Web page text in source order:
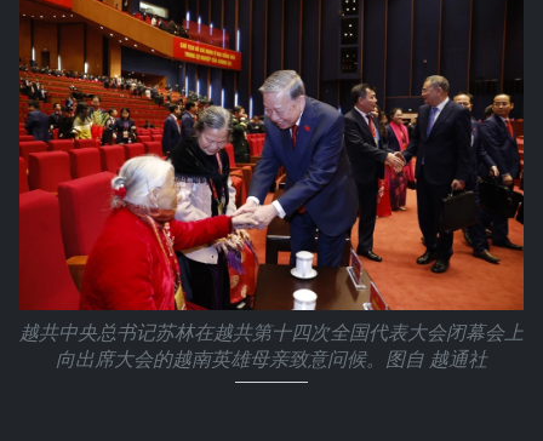
越共中央总书记苏林在越共第十四次全国代表大会闭幕会上
向出席大会的越南英雄母亲致意问候。图自 越通社